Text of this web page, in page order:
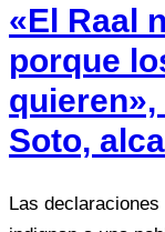
«El Raal
porque
Soto,
Las